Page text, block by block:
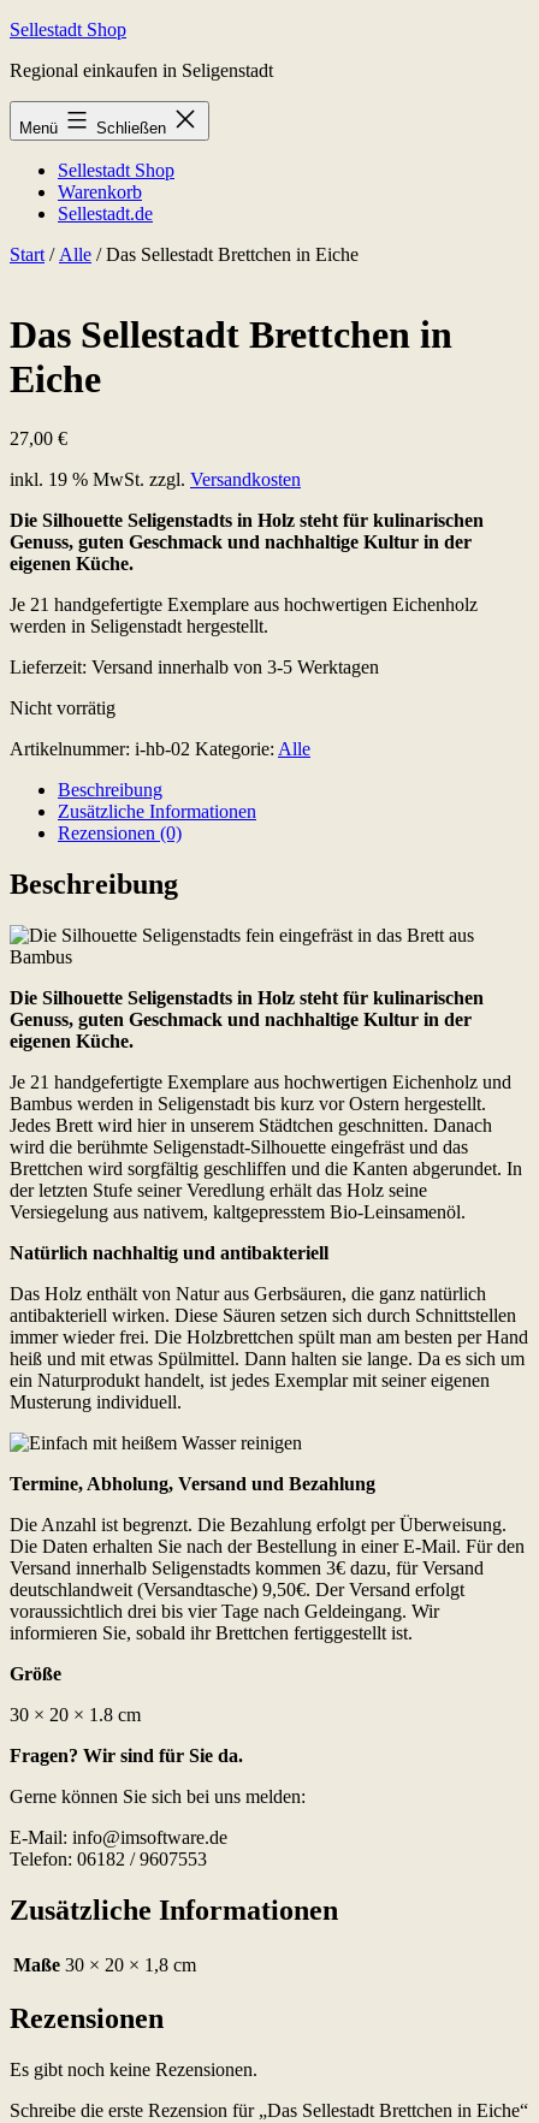
Zum
springen
Sellestadt Shop
Regional einkaufen in Seligenstadt
Menü Schließen
Sellestadt Shop
Warenkorb
Sellestadt.de
Start / Alle / Das Sellestadt Brettchen in Eiche
Das Sellestadt Brettchen in
Eiche
27,00 €
inkl. 19 % MwSt. zzgl. Versandkosten
Die Silhouette Seligenstadts in Holz steht für kulinarischen
Genuss, guten Geschmack und nachhaltige Kultur in der
eigenen Küche.
Je 21 handgefertigte Exemplare aus hochwertigen Eichenholz
werden in Seligenstadt hergestellt.
Lieferzeit: Versand innerhalb von 3-5 Werktagen
Nicht vorrätig
Artikelnummer: i-hb-02 Kategorie: Alle
Beschreibung
Zusätzliche Informationen
Rezensionen (0)
Beschreibung
Die Silhouette Seligenstadts in Holz steht für kulinarischen
Genuss, guten Geschmack und nachhaltige Kultur in der
eigenen Küche.
Je 21 handgefertigte Exemplare aus hochwertigen Eichenholz und
Bambus werden in Seligenstadt bis kurz vor Ostern hergestellt.
Jedes Brett wird hier in unserem Städtchen geschnitten. Danach
wird die berühmte Seligenstadt-Silhouette eingefräst und das
Brettchen wird sorgfältig geschliffen und die Kanten abgerundet. In
der letzten Stufe seiner Veredlung erhält das Holz seine
Versiegelung aus nativem, kaltgepresstem Bio-Leinsamenöl.
Natürlich nachhaltig und antibakteriell
Das Holz enthält von Natur aus Gerbsäuren, die ganz natürlich
antibakteriell wirken. Diese Säuren setzen sich durch Schnitt­stellen
immer wieder frei. Die Holz­brettchen spült man am besten per Hand
heiß und mit etwas Spül­mittel. Dann halten sie lange. Da es sich um
ein Naturprodukt handelt, ist jedes Exemplar mit seiner eigenen
Musterung individuell.
Termine, Abholung, Versand und Bezahlung
Die Anzahl ist begrenzt. Die Bezahlung erfolgt per Überweisung.
Die Daten erhalten Sie nach der Bestellung in einer E-Mail. Für den
Versand innerhalb Seligenstadts kommen 3€ dazu, für Versand
deutschlandweit (Versandtasche) 9,50€. Der Versand erfolgt
voraussichtlich drei bis vier Tage nach Geldeingang. Wir
informieren Sie, sobald ihr Brettchen fertiggestellt ist.
Größe
30 × 20 × 1.8 cm
Fragen? Wir sind für Sie da.
Gerne können Sie sich bei uns melden:
E-Mail: info@imsoftware.de
Telefon: 06182 / 9607553
Zusätzliche Informationen
Maße 30 × 20 × 1,8 cm
Rezensionen
Es gibt noch keine Rezensionen.
Schreibe die erste Rezension für „Das Sellestadt Brettchen in Eiche“